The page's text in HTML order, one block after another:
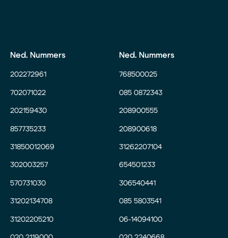
Ned. Nummers
202272961
702071022
202159430
857735233
31850012069
302003257
570731030
31202134708
31202205210
Ned. Nummers
768500025
085 0872343
208900555
208900618
31262207104
654501233
306540441
085 5803541
06-14094100